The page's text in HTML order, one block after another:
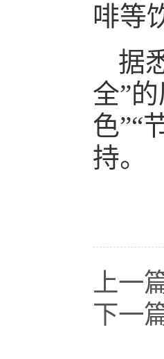
啡等
据
全”
色”“
持。
上一
下一